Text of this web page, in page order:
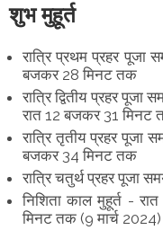
शुभ मुहूर्त
रात्रि प्रथम प्रहर
बजकर 28 मिनट तक
रात्रि द्वितीय प्रहर
रात 12 बजकर 31 मिनट
रात्रि तृतीय प्रहर पूजा
बजकर 34 मिनट तक
रात्रि चतुर्थ प्रहर पूजा
निशिता काल मुहूर्त -
मिनट तक (9 मार्च 2024)